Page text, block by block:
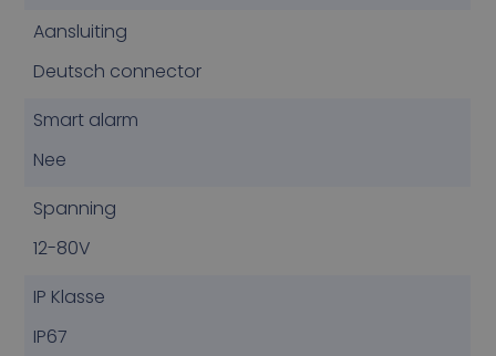
Aansluiting
Deutsch connector
Smart alarm
Nee
Spanning
12-80V
IP Klasse
IP67